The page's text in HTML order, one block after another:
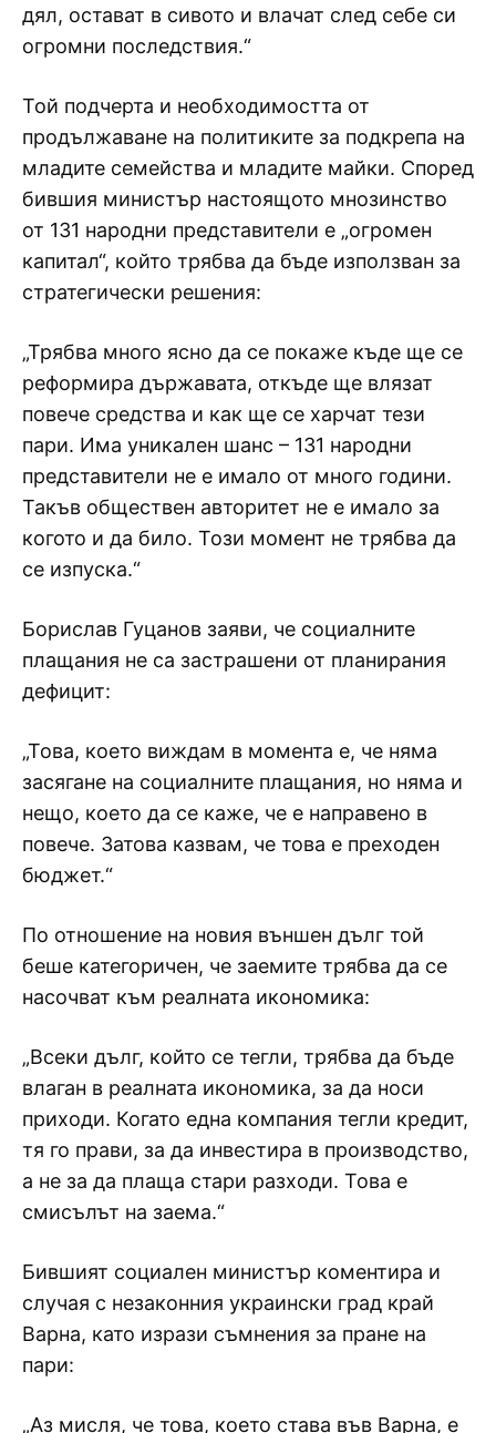
дял, остават в сивото и влачат след себе си
огромни последствия.“
Той подчерта и необходимостта от
продължаване на политиките за подкрепа на
младите семейства и младите майки. Според
бившия министър настоящото мнозинство
от 131 народни представители е „огромен
капитал“, който трябва да бъде използван за
стратегически решения:
„Трябва много ясно да се покаже къде ще се
реформира държавата, откъде ще влязат
повече средства и как ще се харчат тези
пари. Има уникален шанс – 131 народни
представители не е имало от много години.
Такъв обществен авторитет не е имало за
когото и да било. Този момент не трябва да
се изпуска.“
Борислав Гуцанов заяви, че социалните
плащания не са застрашени от планирания
дефицит:
„Това, което виждам в момента е, че няма
засягане на социалните плащания, но няма и
нещо, което да се каже, че е направено в
повече. Затова казвам, че това е преходен
бюджет.“
По отношение на новия външен дълг той
беше категоричен, че заемите трябва да се
насочват към реалната икономика:
„Всеки дълг, който се тегли, трябва да бъде
влаган в реалната икономика, за да носи
приходи. Когато една компания тегли кредит,
тя го прави, за да инвестира в производство,
а не за да плаща стари разходи. Това е
смисълът на заема.“
Бившият социален министър коментира и
случая с незаконния украински град край
Варна, като изрази съмнения за пране на
пари:
„Аз мисля, че това, което става във Варна, е